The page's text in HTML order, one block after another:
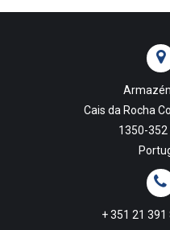
Cais da Rocha
1350-352
+ 351 21